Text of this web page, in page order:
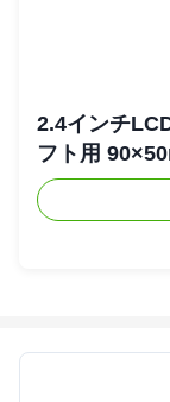
2.4インチ
フト用